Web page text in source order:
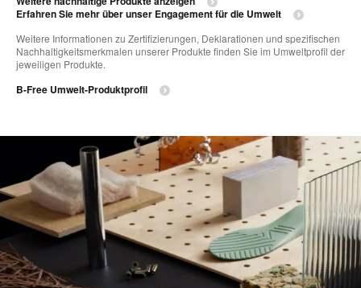
Erfahren Sie mehr über unser Engagement für die Umwelt
Weitere Informationen zu Zertifizierungen, Deklarationen und spezifischen
Nachhaltigkeitsmerkmalen unserer Produkte finden Sie im Umweltprofil der
jeweiligen Produkte.
B-Free Umwelt-Produktprofil